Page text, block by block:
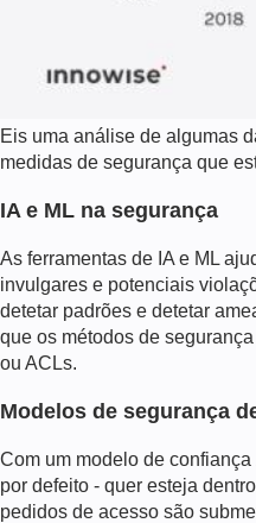
Eis uma análise de algumas
medidas de segurança que
IA e ML na segurança
As ferramentas de IA e ML
invulgares e potenciais
detetar padrões e detetar
que os métodos de
ou ACLs.
Modelos de segurança
Com um modelo de
por defeito - quer esteja
pedidos de acesso são